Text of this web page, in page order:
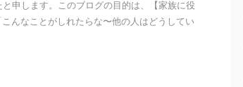
申します。このブログの目的は、【家族に役
んなことがしれたらな〜他の人はどうしてい